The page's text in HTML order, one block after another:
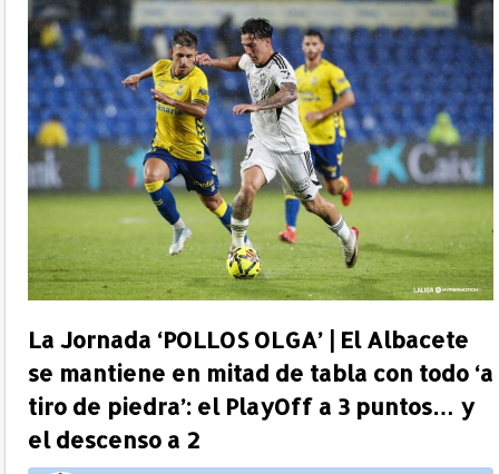
La Jornada ‘POLLOS OLGA’ | El Albacete
se mantiene en mitad de tabla con todo ‘a
tiro de piedra’: el PlayOff a 3 puntos… y
el descenso a 2